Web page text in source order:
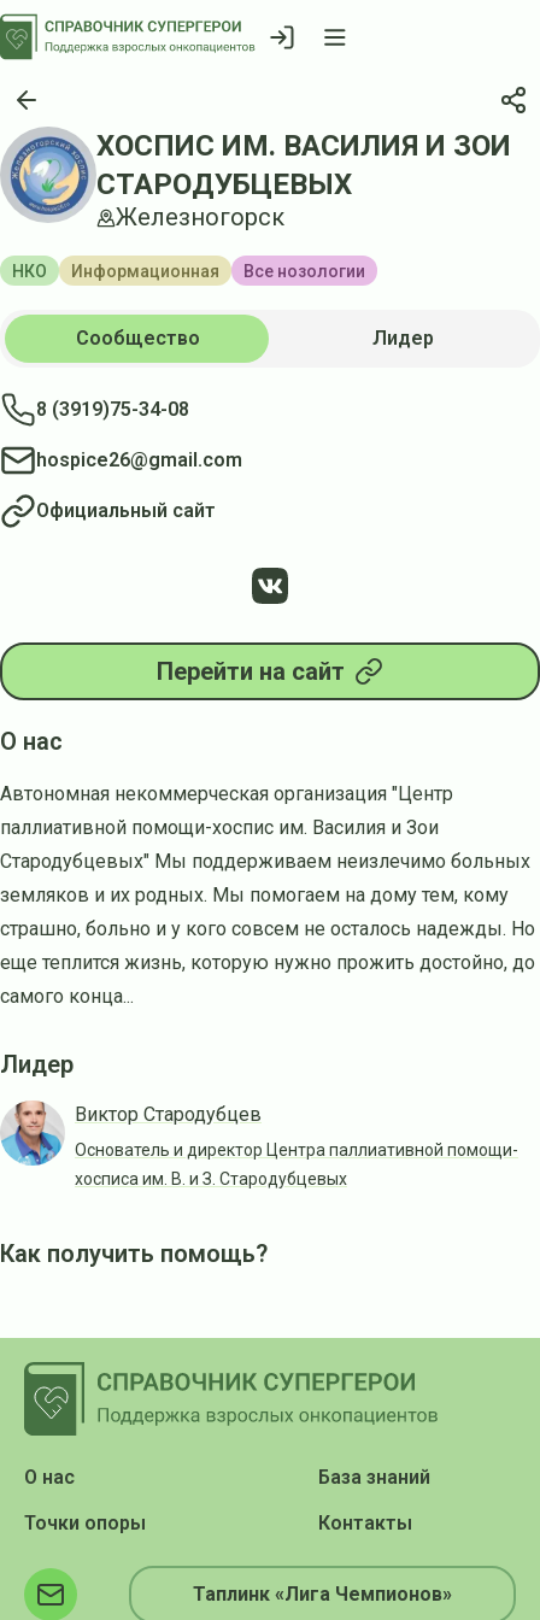
ХОСПИС ИМ. ВАСИЛИЯ И ЗОИ
СТАРОДУБЦЕВЫХ
Железногорск
НКО Информационная Все нозологии
Сообщество Лидер
8 (3919)75-34-08
hospice26@gmail.com
Официальный сайт
Перейти на сайт
О нас
Автономная некоммерческая организация "Центр
паллиативной помощи-хоспис им. Василия и Зои
Стародубцевых" Мы поддерживаем неизлечимо больных
земляков и их родных. Мы помогаем на дому тем, кому
страшно, больно и у кого совсем не осталось надежды. Но
еще теплится жизнь, которую нужно прожить достойно, до
самого конца...
Лидер
Виктор Стародубцев
Основатель и директор Центра паллиативной помощи-
хосписа им. В. и З. Стародубцевых
Как получить помощь?
О нас
База знаний
Точки опоры
Контакты
Таплинк «Лига Чемпионов»